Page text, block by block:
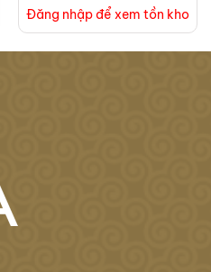
Đăng nhập để xem tồn kho